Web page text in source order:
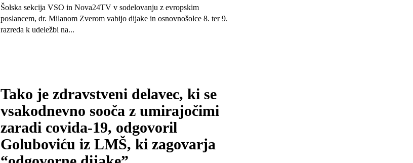
Šolska sekcija VSO in Nova24TV v sodelovanju z evropskim
poslancem, dr. Milanom Zverom vabijo dijake in osnovnošolce 8. ter 9.
razreda k udeležbi na...
Tako je zdravstveni delavec, ki se
vsakodnevno sooča z umirajočimi
zaradi covida-19, odgovoril
Goluboviću iz LMŠ, ki zagovarja